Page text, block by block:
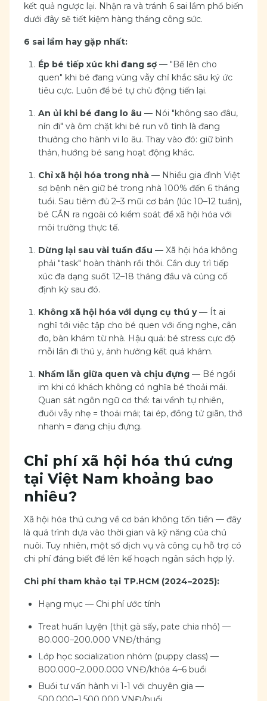
kết quả ngược lại. Nhận ra và tránh 6 sai lầm phổ biến
dưới đây sẽ tiết kiệm hàng tháng công sức.
6 sai lầm hay gặp nhất:
Ép bé tiếp xúc khi đang sợ — "Bế lên cho
quen" khi bé đang vùng vẫy chỉ khắc sâu ký ức
tiêu cực. Luôn để bé tự chủ động tiến lại.
An ủi khi bé đang lo âu — Nói "không sao đâu,
nín đi" và ôm chặt khi bé run vô tình là đang
thưởng cho hành vi lo âu. Thay vào đó: giữ bình
thản, hướng bé sang hoạt động khác.
Chỉ xã hội hóa trong nhà — Nhiều gia đình Việt
sợ bệnh nên giữ bé trong nhà 100% đến 6 tháng
tuổi. Sau tiêm đủ 2–3 mũi cơ bản (lúc 10–12 tuần),
bé CẦN ra ngoài có kiểm soát để xã hội hóa với
môi trường thực tế.
Dừng lại sau vài tuần đầu — Xã hội hóa không
phải "task" hoàn thành rồi thôi. Cần duy trì tiếp
xúc đa dạng suốt 12–18 tháng đầu và củng cố
định kỳ sau đó.
Không xã hội hóa với dụng cụ thú y— Ít ai
nghĩ tới việc tập cho bé quen với ống nghe, cân
đo, bàn khám từ nhà. Hậu quả: bé stress cực độ
mỗi lần đi thú y, ảnh hưởng kết quả khám.
Nhầm lẫn giữa quen và chịu đựng — Bé ngồi
im khi có khách không có nghĩa bé thoải mái.
Quan sát ngôn ngữ cơ thể: tai vểnh tự nhiên,
đuôi vẫy nhẹ = thoải mái; tai ép, đồng tử giãn, thở
nhanh = đang chịu đựng.
Chi phí xã hội hóa thú cưng
tại Việt Nam khoảng bao
nhiêu?
Xã hội hóa thú cưng về cơ bản không tốn tiền — đây
là quá trình dựa vào thời gian và kỹ năng của chủ
nuôi. Tuy nhiên, một số dịch vụ và công cụ hỗ trợ có
chi phí đáng biết để lên kế hoạch ngân sách hợp lý.
Chi phí tham khảo tại TP.HCM (2024–2025):
Hạng mục — Chi phí ước tính
Treat huấn luyện (thịt gà sấy, pate chia nhỏ) —
80.000–200.000 VNĐ/tháng
Lớp học socialization nhóm (puppy class) —
800.000–2.000.000 VNĐ/khóa 4–6 buổi
Buổi tư vấn hành vi 1-1 với chuyên gia —